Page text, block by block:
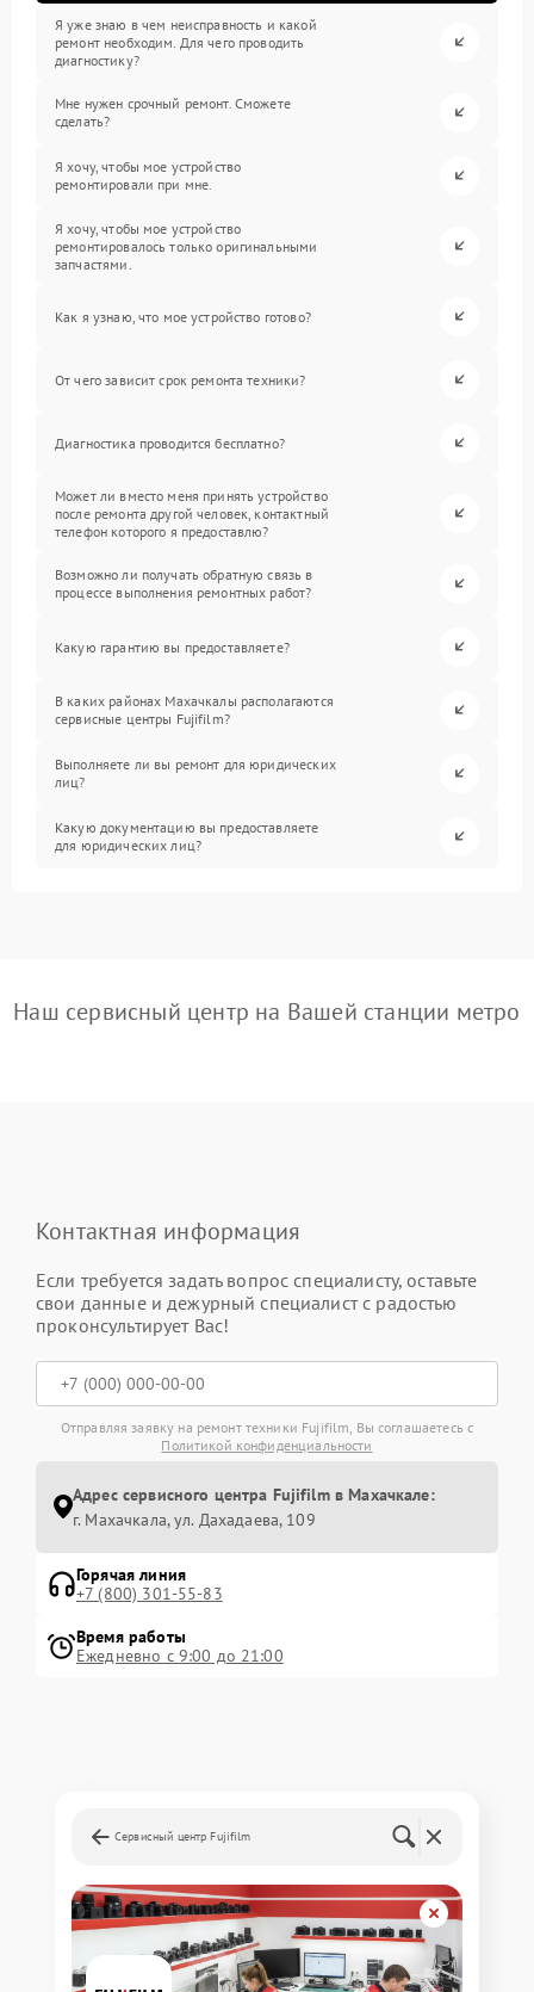
Я уже знаю в чем неисправность и какой
ремонт необходим. Для чего проводить
диагностику?
Мне нужен срочный ремонт. Сможете
сделать?
Я хочу, чтобы мое устройство
ремонтировали при мне.
Я хочу, чтобы мое устройство
ремонтировалось только оригинальными
запчастями.
Как я узнаю, что мое устройство готово?
От чего зависит срок ремонта техники?
Диагностика проводится бесплатно?
Может ли вместо меня принять устройство
после ремонта другой человек, контактный
телефон которого я предоставлю?
Возможно ли получать обратную связь в
процессе выполнения ремонтных работ?
Какую гарантию вы предоставляете?
В каких районах Махачкалы располагаются
сервисные центры Fujifilm?
Выполняете ли вы ремонт для юридических
лиц?
Какую документацию вы предоставляете
для юридических лиц?
Наш сервисный центр на Вашей станции метро
Контактная информация
Если требуется задать вопрос специалисту, оставьте
свои данные и дежурный специалист с радостью
проконсультирует Вас!
Отправляя заявку на ремонт техники Fujifilm, Вы соглашаетесь с
Политикой конфиденциальности
Адрес сервисного центра Fujifilm в Махачкале:
г. Махачкала, ул. Дахадаева, 109
Горячая линия
+7 (800) 301-55-83
Время работы
Ежедневно с 9:00 до 21:00
Сервисный центр Fujifilm